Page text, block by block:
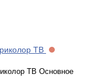
ТВ
ТВ Основное